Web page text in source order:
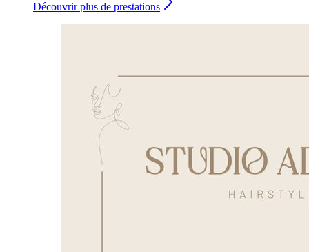
Découvrir plus de prestations